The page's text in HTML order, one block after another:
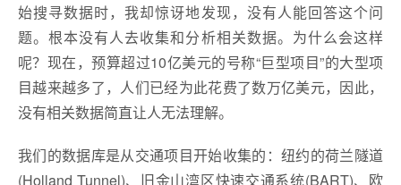
始搜寻数据时，我却惊讶地发现，没有人能回答这个问
题。根本没有人去收集和分析相关数据。为什么会这样
呢？现在，预算超过10亿美元的号称“巨型项目”的大型项
目越来越多了，人们已经为此花费了数万亿美元，因此，
没有相关数据简直让人无法理解。
我们的数据库是从交通项目开始收集的：纽约的荷兰隧道
(Holland Tunnel)、旧金山湾区快速交通系统(BART)、欧